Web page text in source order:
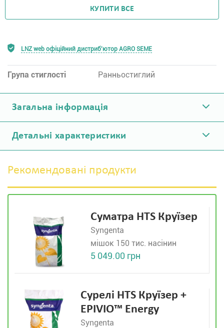
КУПИТИ ВСЕ
LNZ web офіційний дистриб'ютор AGRO SEME
Група стиглості Ранньостиглий
Загальна інформація
Детальні характеристики
Рекомендовані продукти
Суматра HTS Круїзер
Syngenta
мішок 150 тис. насінин
5 049.00 грн
Сурелі HTS Круїзер +
EPIVIO™ Energy
Syngenta